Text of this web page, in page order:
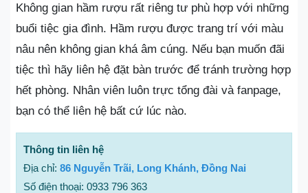
Không gian hầm rượu rất riêng tư phù hợp với những
buổi tiệc gia đình. Hầm rượu được trang trí với màu
nâu nên không gian khá âm cúng. Nếu bạn muốn đãi
tiệc thì hãy liên hệ đặt bàn trước để tránh trường hợp
hết phòng. Nhân viên luôn trực tổng đài và fanpage,
bạn có thể liên hệ bất cứ lúc nào.
Thông tin liên hệ
Địa chỉ: 86 Nguyễn Trãi, Long Khánh, Đồng Nai
Số điện thoại: 0933 796 363